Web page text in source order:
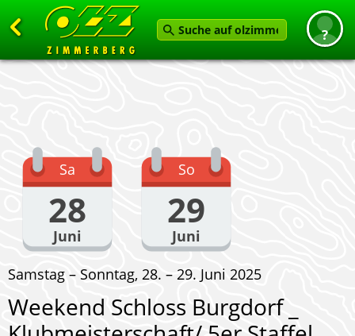
Termine
Angebot
Karten
Service
Verein
Feedback geben
Sa
28
Juni
So
29
Juni
Samstag – Sonntag, 28. – 29. Juni 2025
Weekend Schloss Burgdorf _